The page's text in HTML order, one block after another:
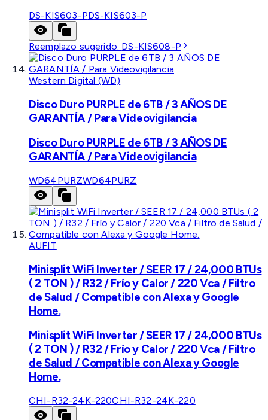
DS-KIS603-PDS-KIS603-P
Reemplazo sugerido: DS-KIS608-P
Western Digital (WD)
Disco Duro PURPLE de 6TB / 3 AÑOS DE
GARANTÍA / Para Videovigilancia
Disco Duro PURPLE de 6TB / 3 AÑOS DE
GARANTÍA / Para Videovigilancia
WD64PURZWD64PURZ
AUFIT
Minisplit WiFi Inverter / SEER 17 / 24,000 BTUs
( 2 TON ) / R32 / Frío y Calor / 220 Vca / Filtro
de Salud / Compatible con Alexa y Google
Home.
Minisplit WiFi Inverter / SEER 17 / 24,000 BTUs
( 2 TON ) / R32 / Frío y Calor / 220 Vca / Filtro
de Salud / Compatible con Alexa y Google
Home.
CHI-R32-24K-220CHI-R32-24K-220